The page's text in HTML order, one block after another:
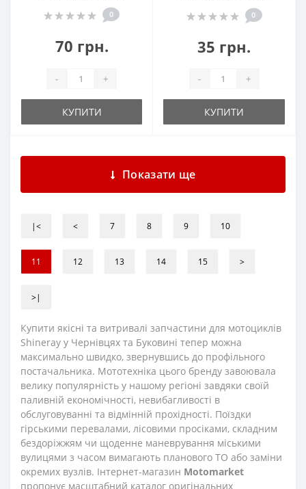
0
70 грн.
- +
КУПИТИ
0
35 грн.
- +
КУПИТИ
Показати ще
|< < 7 8 9 10
11 12 13 14 15 >
>|
Купити якісні та витривалі запчастини для мотоциклів
Shineray у Чернівцях та Буковині тепер можна
максимально швидко, звернувшись до профільного
постачальника. Мототехніка цього бренду завоювала
велику популярність у нашому регіоні завдяки своїй
паливній економічності, невибагливості в
обслуговуванні та відмінній прохідності. Поїздки
гірськими перевалами, лісовими просіками, складним
бездоріжжям чи щоденне маневрування міськими
вулицями з часом вимагають планового ТО або заміни
окремих вузлів. Інтернет-магазин Motomarket
пропонує масштабний каталог оригінальних